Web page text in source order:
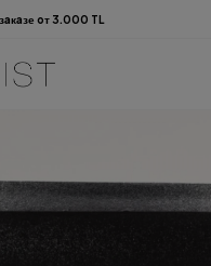
oт 3.000 TL